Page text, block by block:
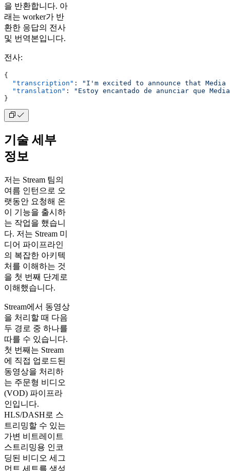
을 반환합니다. 아
래는 worker가 반
환한 응답의 전사
및 번역본입니다.
전사:
{
  "transcription"
:
"I'm excited to announce that
  "translation"
:
"Estoy encantado de anunciar que
}
기술 세부
정보
저는 Stream 팀의
여름 인턴으로 오
랫동안 요청해 온
이 기능을 출시하
는 작업을 했습니
다. 저는 Stream 미
디어 파이프라인
의 복잡한 아키텍
처를 이해하는 것
을 첫 번째 단계로
이해했습니다.
Stream에서 동영상
을 처리할 때 다음
두 경로 중 하나를
따를 수 있습니다.
첫 번째는 Stream
에 직접 업로드된
동영상을 처리하
는 주문형 비디오
(VOD) 파이프라
인입니다.
HLS/DASH로 스
트리밍할 수 있는
가변 비트레이트
스트리밍용 인코
딩된 비디오 세그
먼트 세트를 생성